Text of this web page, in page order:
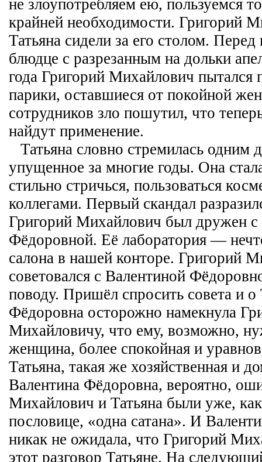
не злоупотребляем ею, пользуемся
крайней необходимости. Григорий
Татьяна сидели за его столом.
блюдце с разрезанным на дольки
года Григорий Михайлович пытался
парики, оставшиеся от покойной
сотрудников зло пошутил, что
найдут применение.
Татьяна словно стремилась одним
упущенное за многие годы. Она
стильно стричься, пользоваться
коллегами. Первый скандал
Григорий Михайлович был дружен с
Фёдоровной. Её лаборатория —
салона в нашей конторе. Григорий
советовался с Валентиной
поводу. Пришёл спросить совета и о
Фёдоровна осторожно намекнула
Михайловичу, что ему, возможно,
женщина, более спокойная и
Татьяна, такая же хозяйственная и
Валентина Фёдоровна, вероятно,
Михайлович и Татьяна были уже,
пословице, «одна сатана». И
никак не ожидала, что Григорий
этот разговор Татьяне. На